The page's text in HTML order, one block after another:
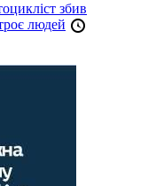
збив
людей